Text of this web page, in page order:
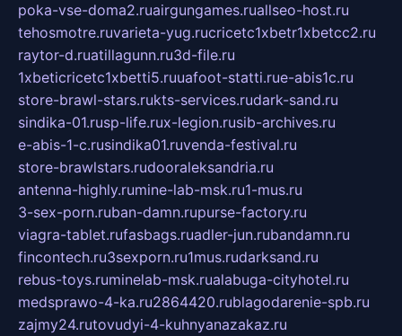
poka-vse-doma2.ruairgungames.ruallseo-host.ru
tehosmotre.ruvarieta-yug.rucricetc1xbetr1xbetcc2.ru
raytor-d.ruatillagunn.ru3d-file.ru
1xbeticricetc1xbetti5.ruuafoot-statti.rue-abis1c.ru
store-brawl-stars.rukts-services.rudark-sand.ru
sindika-01.rusp-life.rux-legion.rusib-archives.ru
e-abis-1-c.rusindika01.ruvenda-festival.ru
store-brawlstars.rudooraleksandria.ru
antenna-highly.rumine-lab-msk.ru1-mus.ru
3-sex-porn.ruban-damn.rupurse-factory.ru
viagra-tablet.rufasbags.ruadler-jun.rubandamn.ru
fincontech.ru3sexporn.ru1mus.rudarksand.ru
rebus-toys.ruminelab-msk.rualabuga-cityhotel.ru
medsprawo-4-ka.ru2864420.rublagodarenie-spb.ru
zajmy24.rutovudyi-4-kuhnyanazakaz.ru